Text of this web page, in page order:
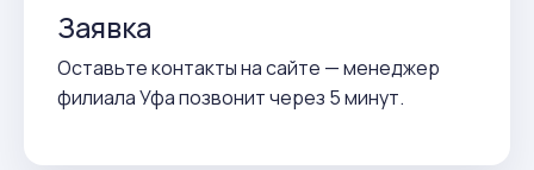
Заявка
Оставьте контакты на сайте — менеджер
филиала Уфа позвонит через 5 минут.